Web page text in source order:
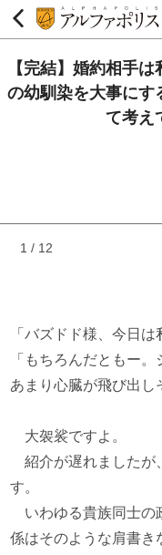
【完結】婚約相手
の幼馴染を大事にす
て考え
1 / 12
「バズドド様、今日
「もちろんだともー
あまり心臓が飛び出し
大袈裟ですよ。
紹介が遅れましたが
す。
いわゆる貴族同士の
係はそのような肩書き